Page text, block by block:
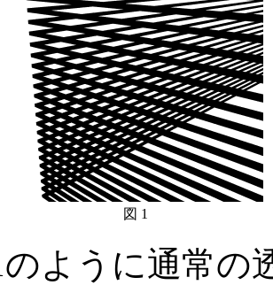
図 1
ように通常の